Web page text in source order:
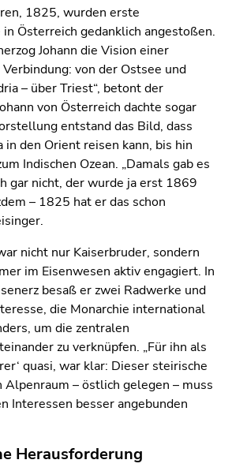
1825, wurden erste
Österreich gedanklich angestoßen.
Johann die Vision einer
von der Ostsee und
– über Triest“, betont der
von Österreich dachte sogar
entstand das Bild, dass
in den Orient reisen kann, bis hin
Indischen Ozean. „Damals gab es
gar nicht, der wurde ja erst 1869
– 1825 hat er das schon
nicht nur Kaiserbruder, sondern
im Eisenwesen aktiv engagiert. In
besaß er zwei Radwerke und
die Monarchie international
um die zentralen
zu verknüpfen. „Für ihn als
quasi, war klar: Dieser steirische
Alpenraum – östlich gelegen – muss
Interessen besser angebunden
Herausforderung